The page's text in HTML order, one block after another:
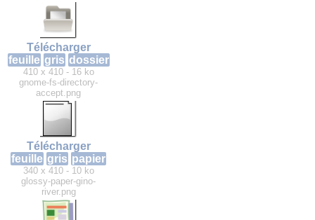
Télécharger
feuille gris dossier
410 x 410 - 16 ko
gnome-fs-directory-
accept.png
Télécharger
feuille gris papier
340 x 410 - 10 ko
glossy-paper-gino-
river.png